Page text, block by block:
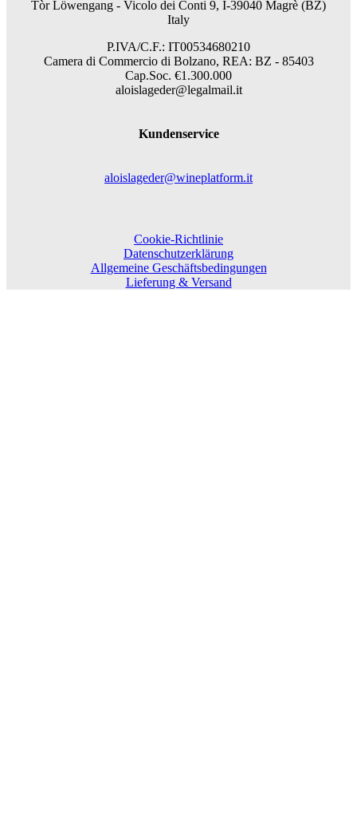
Tòr Löwengang - Vicolo dei Conti 9, I-39040 Magrè (BZ)
Italy
P.IVA/C.F.: IT00534680210
Camera di Commercio di Bolzano, REA: BZ - 85403
Cap.Soc. €1.300.000
aloislageder@legalmail.it
Kundenservice
aloislageder@wineplatform.it
Cookie-Richtlinie
Datenschutzerklärung
Allgemeine Geschäftsbedingungen
Lieferung & Versand